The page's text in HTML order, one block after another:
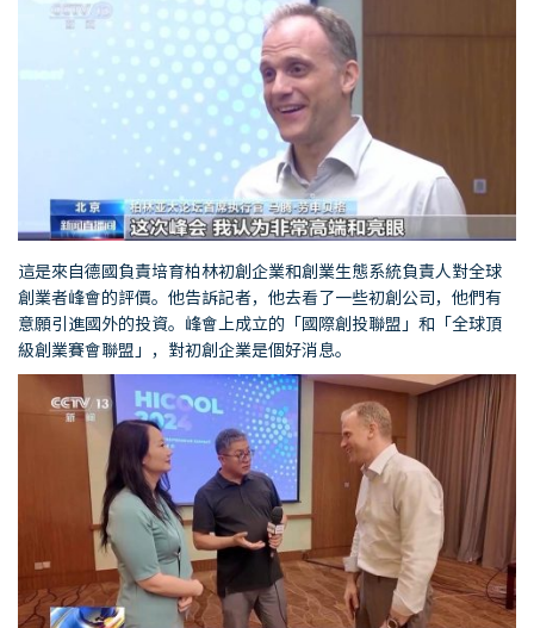
這是來自德國負責培育柏林初創企業和創業生態系統負責人對全球
創業者峰會的評價。他告訴記者，他去看了一些初創公司，他們有
意願引進國外的投資。峰會上成立的「國際創投聯盟」和「全球頂
級創業賽會聯盟」，對初創企業是個好消息。